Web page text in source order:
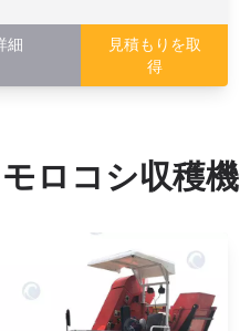
細
見積もりを取
得
モロコシ収穫機